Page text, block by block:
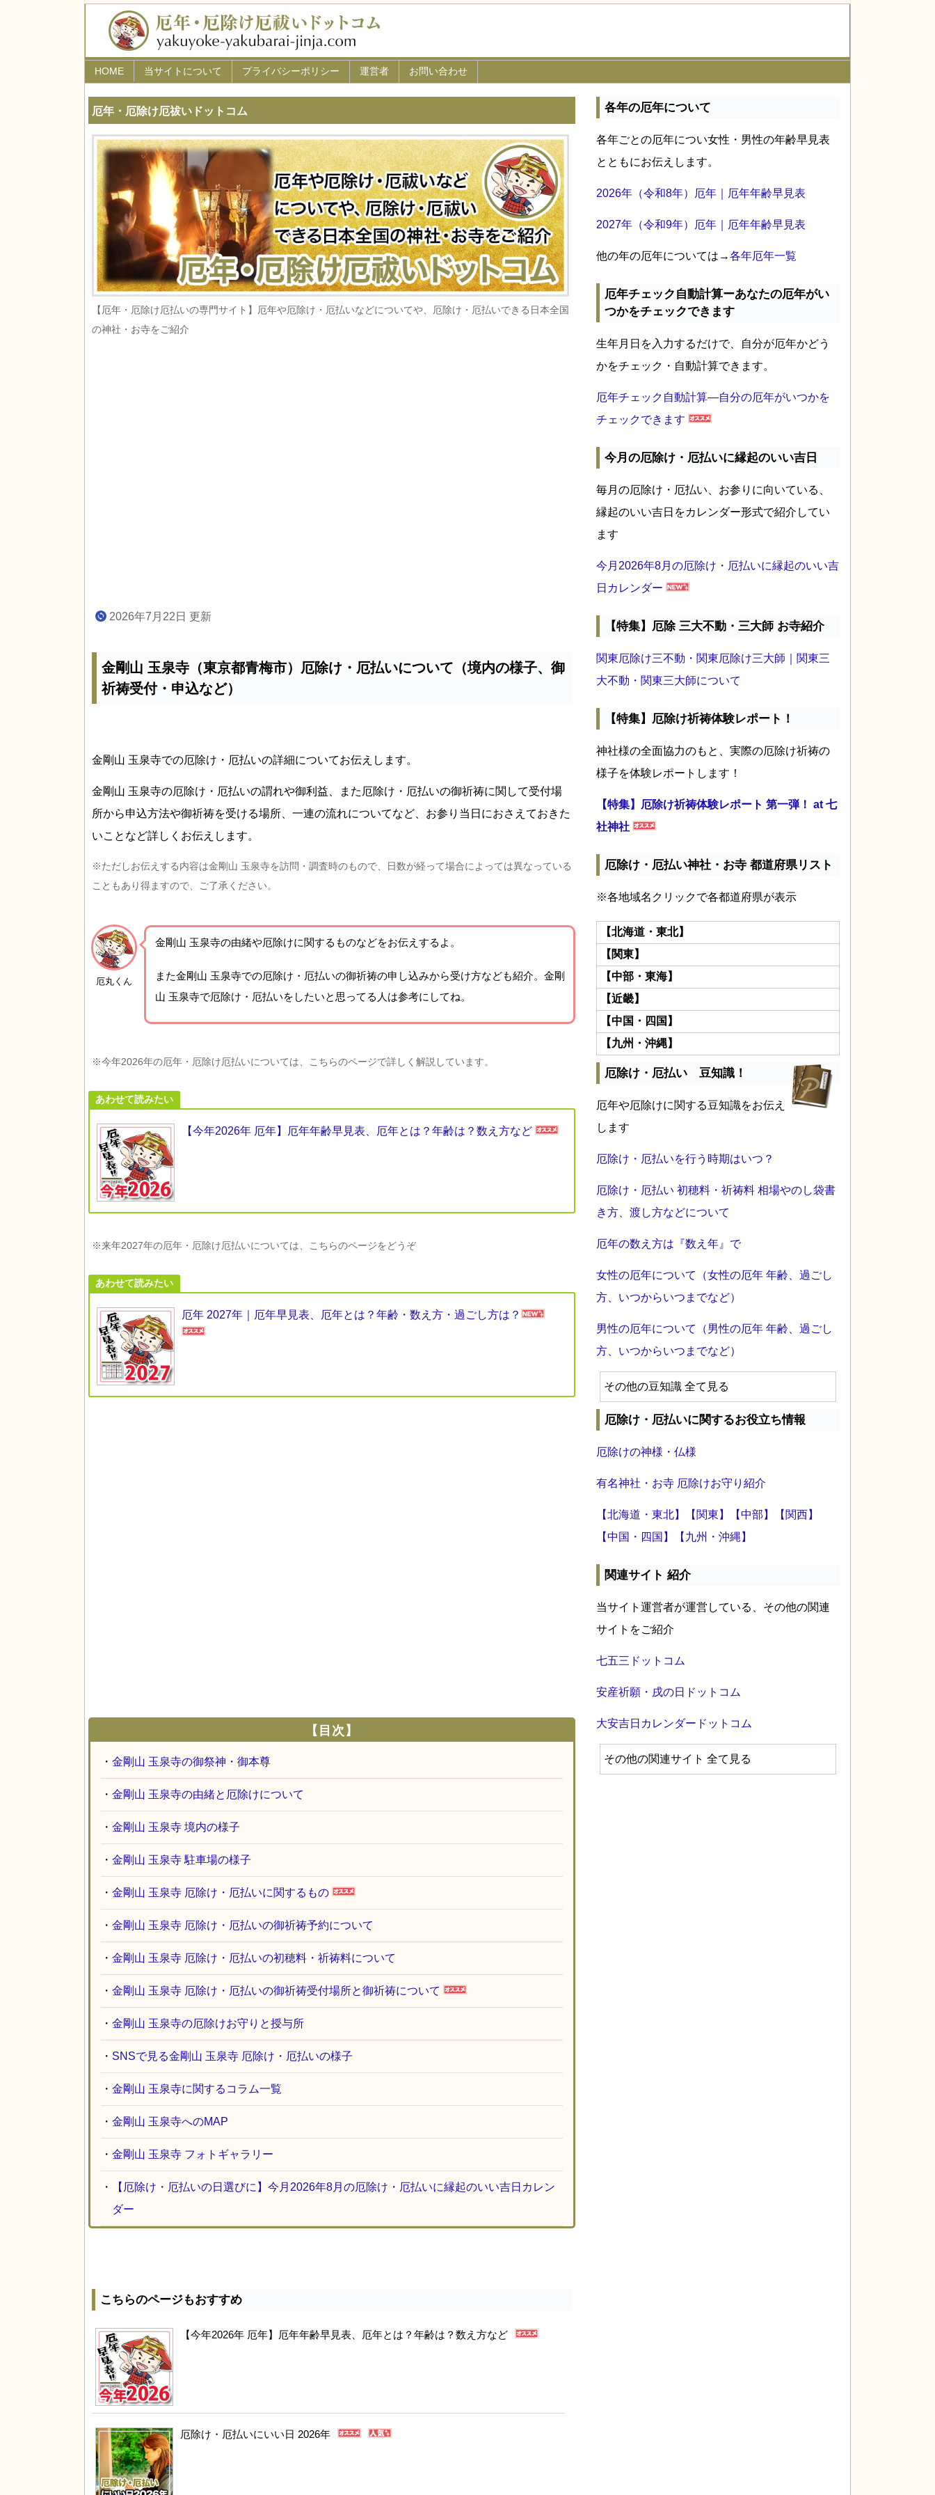
厄年・厄除け厄祓いドットコム
【厄年・厄除け厄払いの専門サイト】厄年や厄除け・厄払いなどについてや、厄除け・厄払いできる日本全国
の神社・お寺をご紹介
2026年7月22日 更新
金剛山 玉泉寺（東京都青梅市）厄除け・厄払いについて（境内の様子、御
祈祷受付・申込など）
金剛山 玉泉寺での厄除け・厄払いの詳細についてお伝えします。
金剛山 玉泉寺の厄除け・厄払いの謂れや御利益、また厄除け・厄払いの御祈祷に関して受付場
所から申込方法や御祈祷を受ける場所、一連の流れについてなど、お参り当日におさえておきた
いことなど詳しくお伝えします。
※ただしお伝えする内容は金剛山 玉泉寺を訪問・調査時のもので、日数が経って場合によっては異なっている
こともあり得ますので、ご了承ください。
厄丸くん
金剛山 玉泉寺の由緒や厄除けに関するものなどをお伝えするよ。
また金剛山 玉泉寺での厄除け・厄払いの御祈祷の申し込みから受け方なども紹介。金剛
山 玉泉寺で厄除け・厄払いをしたいと思ってる人は参考にしてね。
※今年2026年の厄年・厄除け厄払いについては、こちらのページで詳しく解説しています。
あわせて読みたい
【今年2026年 厄年】厄年年齢早見表、厄年とは？年齢は？数え方など
※来年2027年の厄年・厄除け厄払いについては、こちらのページをどうぞ
あわせて読みたい
厄年 2027年｜厄年早見表、厄年とは？年齢・数え方・過ごし方は？
【目次】
・ 金剛山 玉泉寺の御祭神・御本尊
・ 金剛山 玉泉寺の由緒と厄除けについて
・ 金剛山 玉泉寺 境内の様子
・ 金剛山 玉泉寺 駐車場の様子
・ 金剛山 玉泉寺 厄除け・厄払いに関するもの
・ 金剛山 玉泉寺 厄除け・厄払いの御祈祷予約について
・ 金剛山 玉泉寺 厄除け・厄払いの初穂料・祈祷料について
・ 金剛山 玉泉寺 厄除け・厄払いの御祈祷受付場所と御祈祷について
・ 金剛山 玉泉寺の厄除けお守りと授与所
・ SNSで見る金剛山 玉泉寺 厄除け・厄払いの様子
・ 金剛山 玉泉寺に関するコラム一覧
・ 金剛山 玉泉寺へのMAP
・ 金剛山 玉泉寺 フォトギャラリー
・
【厄除け・厄払いの日選びに】今月2026年8月の厄除け・厄払いに縁起のいい吉日カレン
ダー
こちらのページもおすすめ
【今年2026年 厄年】厄年年齢早見表、厄年とは？年齢は？数え方など
厄除け・厄払いにいい日 2026年
各年の厄年について
各年ごとの厄年につい女性・男性の年齢早見表
とともにお伝えします。
2026年（令和8年）厄年｜厄年年齢早見表
2027年（令和9年）厄年｜厄年年齢早見表
他の年の厄年については→各年厄年一覧
厄年チェック自動計算ーあなたの厄年がい
つかをチェックできます
生年月日を入力するだけで、自分が厄年かどう
かをチェック・自動計算できます。
厄年チェック自動計算―自分の厄年がいつかを
チェックできます
今月の厄除け・厄払いに縁起のいい吉日
毎月の厄除け・厄払い、お参りに向いている、
縁起のいい吉日をカレンダー形式で紹介してい
ます
今月2026年8月の厄除け・厄払いに縁起のいい吉
日カレンダー
【特集】厄除 三大不動・三大師 お寺紹介
関東厄除け三不動・関東厄除け三大師｜関東三
大不動・関東三大師について
【特集】厄除け祈祷体験レポート！
神社様の全面協力のもと、実際の厄除け祈祷の
様子を体験レポートします！
【特集】厄除け祈祷体験レポート 第一弾！ at 七
社神社
厄除け・厄払い神社・お寺 都道府県リスト
※各地域名クリックで各都道府県が表示
【北海道・東北】
【関東】
【中部・東海】
【近畿】
【中国・四国】
【九州・沖縄】
厄除け・厄払い 豆知識！
厄年や厄除けに関する豆知識をお伝え
します
厄除け・厄払いを行う時期はいつ？
厄除け・厄払い 初穂料・祈祷料 相場やのし袋書
き方、渡し方などについて
厄年の数え方は『数え年』で
女性の厄年について（女性の厄年 年齢、過ごし
方、いつからいつまでなど）
男性の厄年について（男性の厄年 年齢、過ごし
方、いつからいつまでなど）
その他の豆知識 全て見る
厄除け・厄払いに関するお役立ち情報
厄除けの神様・仏様
有名神社・お寺 厄除けお守り紹介
【北海道・東北】 【関東】 【中部】
【関西】
【中国・四国】
【九州・沖縄】
関連サイト 紹介
当サイト運営者が運営している、その他の関連
サイトをご紹介
七五三ドットコム
安産祈願・戌の日ドットコム
大安吉日カレンダードットコム
その他の関連サイト 全て見る
HOME 当サイトについて プライバシーポリシー 運営者 お問い合わせ